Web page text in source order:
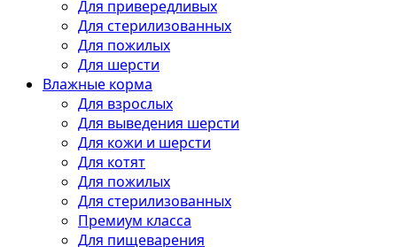
Для привередливых
Для стерилизованных
Для пожилых
Для шерсти
Влажные корма
Для взрослых
Для выведения шерсти
Для кожи и шерсти
Для котят
Для пожилых
Для стерилизованных
Премиум класса
Для пищеварения